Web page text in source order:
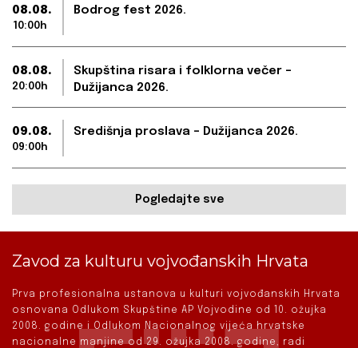
08.08.
10:00h
Bodrog fest 2026.
08.08.
20:00h
Skupština risara i folklorna večer –
Dužijanca 2026.
09.08.
09:00h
Središnja proslava – Dužijanca 2026.
Pogledajte sve
Zavod za kulturu vojvođanskih Hrvata
Prva profesionalna ustanova u kulturi vojvođanskih Hrvata
osnovana Odlukom Skupštine AP Vojvodine od 10. ožujka
2008. godine i Odlukom Nacionalnog vijeća hrvatske
nacionalne manjine od 29. ožujka 2008. godine, radi